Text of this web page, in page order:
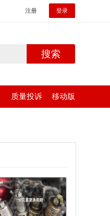
注册 登录
搜索
质量投诉 移动版